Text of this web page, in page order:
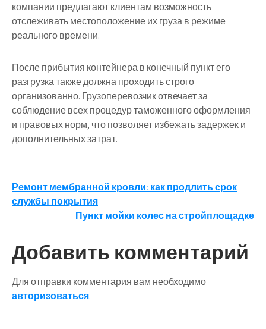
компании предлагают клиентам возможность
отслеживать местоположение их груза в режиме
реального времени.
После прибытия контейнера в конечный пункт его
разгрузка также должна проходить строго
организованно. Грузоперевозчик отвечает за
соблюдение всех процедур таможенного оформления
и правовых норм, что позволяет избежать задержек и
дополнительных затрат.
Навигация
по
Ремонт мембранной кровли: как продлить срок
службы покрытия
Пункт мойки колес на стройплощадке
Добавить комментарий
Для отправки комментария вам необходимо
авторизоваться.